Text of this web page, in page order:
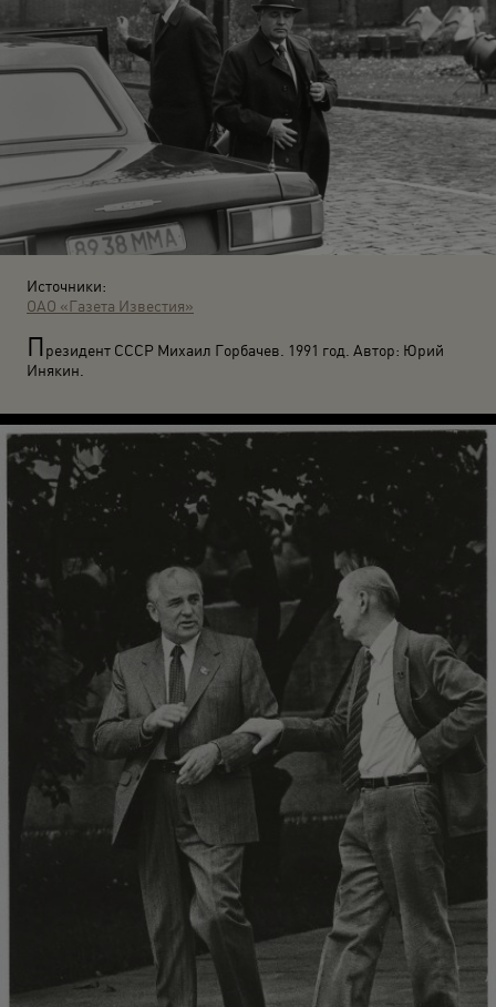
Источники:
ОАО «Газета Известия»
Президент СССР Михаил Горбачев. 1991 год. Автор: Юрий
Инякин.